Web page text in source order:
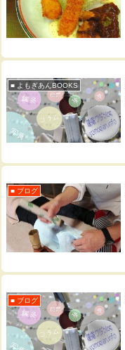
■ よもぎあんBOOKS
■ ブログ
■ ブログ